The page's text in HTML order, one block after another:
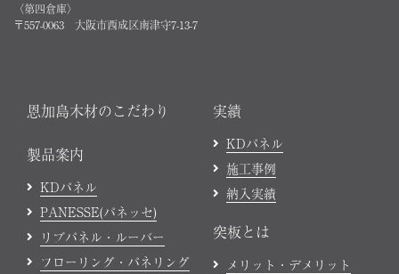
〈第四倉庫〉
〒557-0063 大阪市西成区南津守7-13-7
恩加島木材のこだわり
製品案内
KDパネル
PANESSE(パネッセ)
リブパネル・ルーバー
フローリング・パネリング
実績
KDパネル
施工事例
納入実績
突板とは
メリット・デメリット